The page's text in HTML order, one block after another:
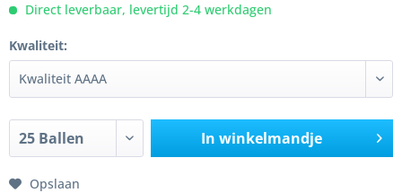
Direct leverbaar, levertijd 2-4 werkdagen
Kwaliteit:
In winkelmandje
Opslaan